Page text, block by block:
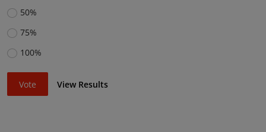
50%
75%
100%
Vote View Results